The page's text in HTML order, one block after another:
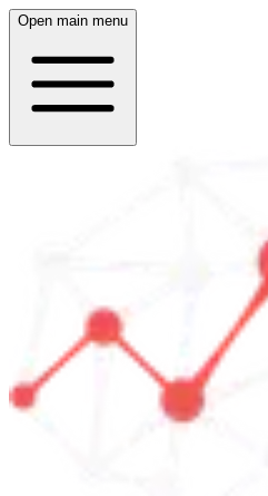
Open main menu